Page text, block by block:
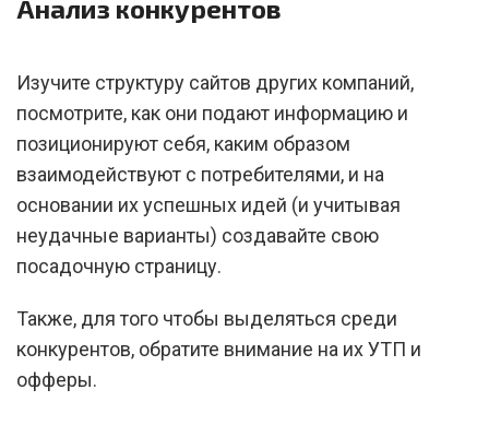
Анализ конкурентов
Изучите структуру сайтов других компаний,
посмотрите, как они подают информацию и
позиционируют себя, каким образом
взаимодействуют с потребителями, и на
основании их успешных идей (и учитывая
неудачные варианты) создавайте свою
посадочную страницу.
Также, для того чтобы выделяться среди
конкурентов, обратите внимание на их УТП и
офферы.